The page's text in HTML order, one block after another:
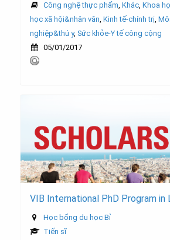
Công nghệ thực phẩm, Khác, Khoa
học xã hội&nhân văn, Kinh tế-chính trị,
nghiệp&thú y, Sức khỏe-Y tế công cộng
05/01/2017
VIB International PhD Program in
Học bổng du học Bỉ
Tiến sĩ